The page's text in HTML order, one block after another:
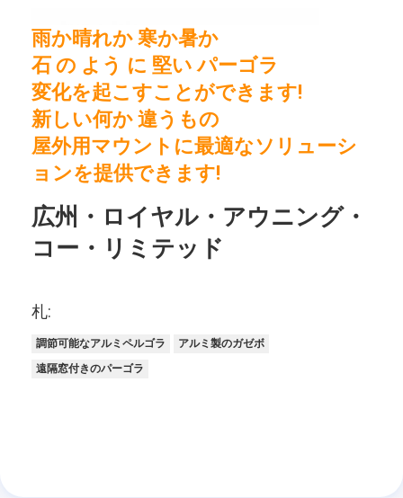
雨か晴れか 寒か暑か
石 の よう に 堅い パーゴラ
変化を起こすことができます!
新しい何か 違うもの
屋外用マウントに最適なソリューシ
ョンを提供できます!
広州・ロイヤル・アウニング・
コー・リミテッド
札:
調節可能なアルミペルゴラ
アルミ製のガゼボ
遠隔窓付きのパーゴラ